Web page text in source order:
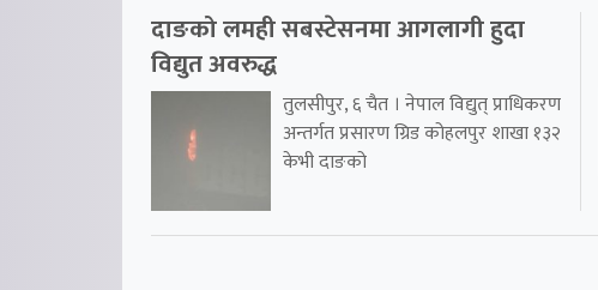
दाङको लमही सबस्टेसनमा आगलागी हुदा
विद्युत अवरुद्ध
तुलसीपुर, ६ चैत । नेपाल विद्युत् प्राधिकरण
अन्तर्गत प्रसारण ग्रिड कोहलपुर शाखा १३२
केभी दाङको